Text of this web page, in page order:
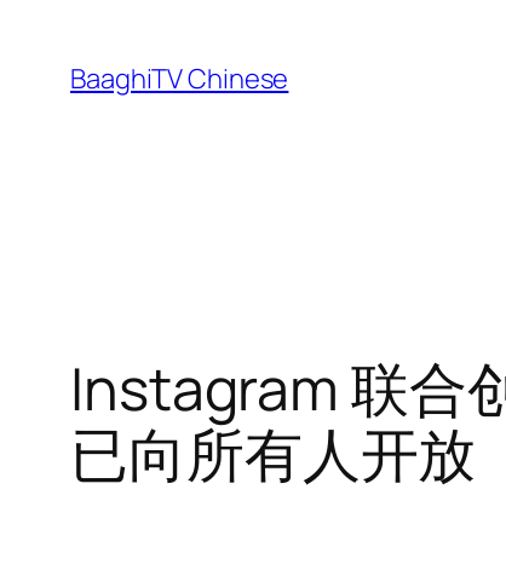
content
BaaghiTV Chinese
Instagram 联合
已向所有人开放